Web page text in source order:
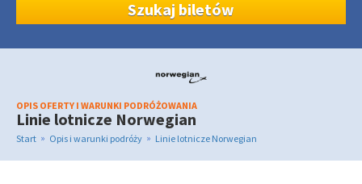
OPIS OFERTY I WARUNKI PODRÓŻOWANIA
Linie lotnicze Norwegian
Start » Opis i warunki podróży » Linie lotnicze Norwegian